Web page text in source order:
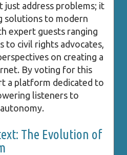
just address problems; it
solutions to modern
expert guests ranging
to civil rights advocates,
on creating a
By voting for this
a platform dedicated to
listeners to
The Evolution of